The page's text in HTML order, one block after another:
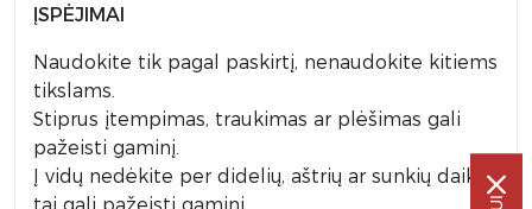
ĮSPĖJIMAI
Naudokite tik pagal paskirtį, nenaudokite kitiems
tikslams.
Stiprus įtempimas, traukimas ar plėšimas gali
pažeisti gaminį.
Į vidų nedėkite per didelių, aštrių ar sunkių daiktų,